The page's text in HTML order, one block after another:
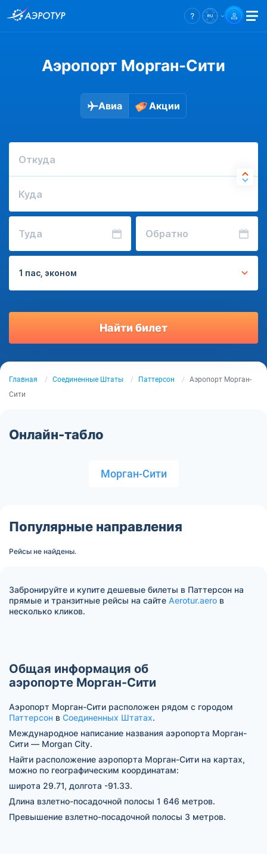
Аэропорт Морган-Сити
Авиа Акции
Откуда
Куда
Туда Обратно
1 пас, эконом
Найти билет
Главная Соединенные Штаты Паттерсон
Аэропорт Морган-
Сити
Онлайн-табло
Морган-Сити
Популярные направления
Рейсы не найдены.
Забронируйте и купите дешевые билеты в Паттерсон на
прямые и транзитные рейсы на сайте Aerotur.aero в
несколько кликов.
Общая информация об
аэропорте Морган-Сити
Аэропорт Морган-Сити расположен рядом с городом
Паттерсон в Соединенных Штатах.
Международное написание названия аэропорта Морган-
Сити — Morgan City.
Найти расположение аэропорта Морган-Сити на картах,
можно по географическим координатам:
широта 29.71, долгота -91.33.
Длина взлетно-посадочной полосы 1 646 метров.
Превышение взлетно-посадочной полосы 3 метров.